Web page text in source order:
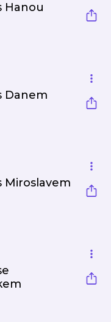
Hanou
Danem
Miroslavem